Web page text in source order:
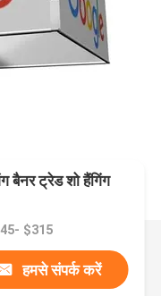
बैनर ट्रेड शो हैंगिंग
$315
हमसे संपर्क करें